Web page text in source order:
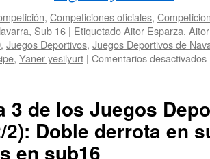
en
su
partida
ante
Javier
, Competiciones oficiales,
, Sub 16 | EtiquetadoAitor Esparza,
, Juegos Deportivos, Juegos Deportivos de
, Yaner yesilyurt | Comentarios desactivados
3 de los Juegos
2): Doble derrota en
en sub16